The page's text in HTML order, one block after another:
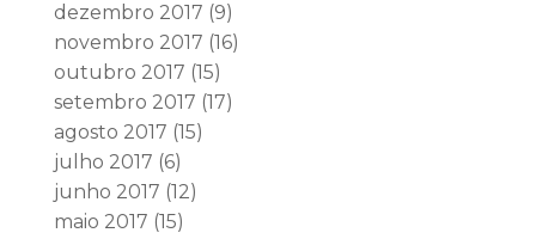
dezembro 2017 (9)
novembro 2017 (16)
outubro 2017 (15)
setembro 2017 (17)
agosto 2017 (15)
julho 2017 (6)
junho 2017 (12)
maio 2017 (15)